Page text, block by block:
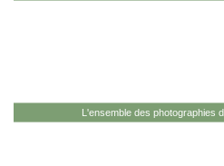
L'ensemble des photographies